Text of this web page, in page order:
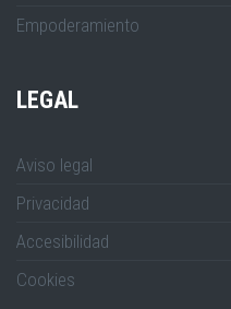
Empoderamiento
LEGAL
Aviso legal
Privacidad
Accesibilidad
Cookies